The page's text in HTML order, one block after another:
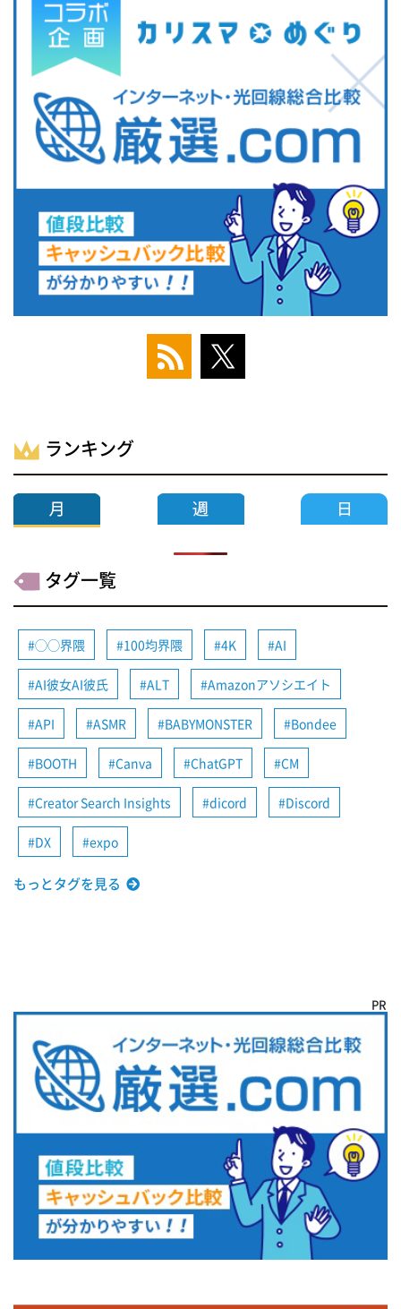
ランキング
タグ一覧
◯◯界隈 100均界隈 4K AI
AI彼女AI彼氏 ALT Amazonアソシエイト
API ASMR BABYMONSTER Bondee
BOOTH Canva ChatGPT CM
Creator Search Insights dicord Discord
DX expo
もっとタグを見る
PR